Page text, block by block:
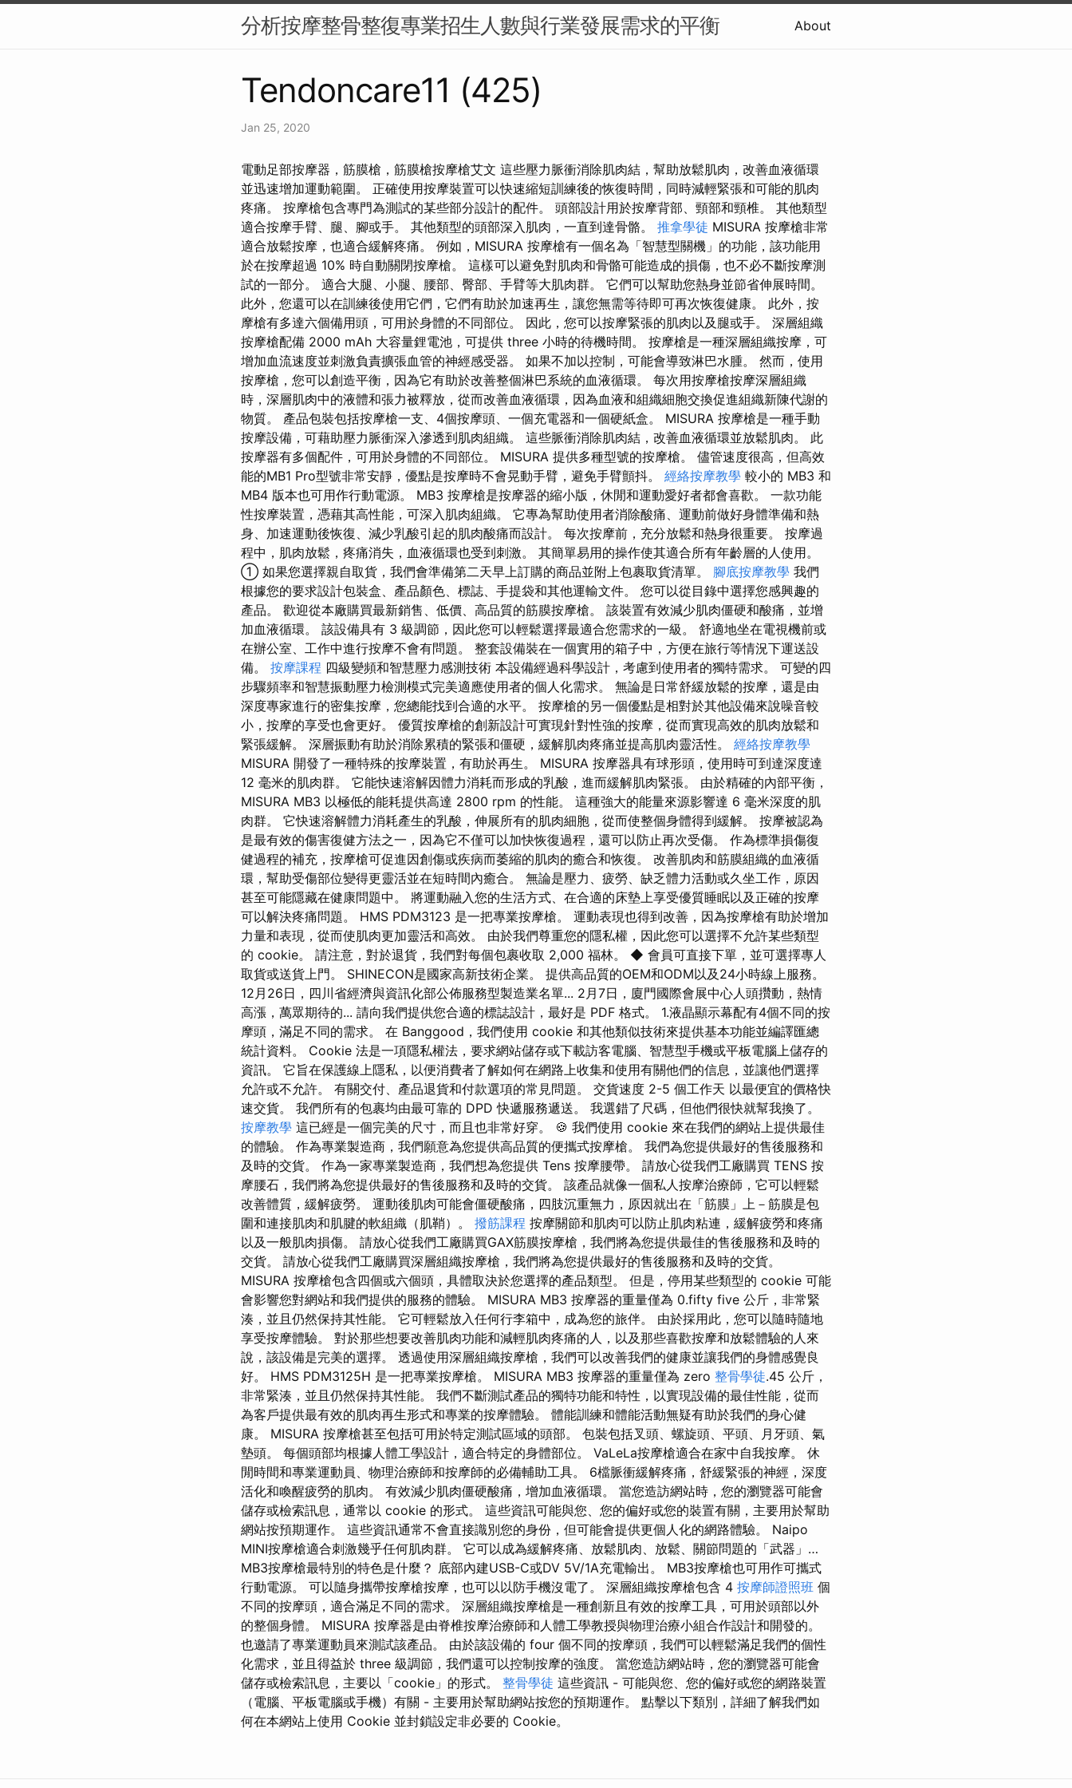
分析按摩整骨整復專業招生人數與行業發展需求的平衡 About
Tendoncare11 (425)
Jan 25, 2020
電動足部按摩器，筋膜槍，筋膜槍按摩槍艾文 這些壓力脈衝消除肌肉結，幫助放鬆肌肉，改善血液循環
並迅速增加運動範圍。 正確使用按摩裝置可以快速縮短訓練後的恢復時間，同時減輕緊張和可能的肌肉
疼痛。 按摩槍包含專門為測試的某些部分設計的配件。 頭部設計用於按摩背部、頸部和頸椎。 其他類型
適合按摩手臂、腿、腳或手。 其他類型的頭部深入肌肉，一直到達骨骼。 推拿學徒 MISURA 按摩槍非常
適合放鬆按摩，也適合緩解疼痛。 例如，MISURA 按摩槍有一個名為「智慧型關機」的功能，該功能用
於在按摩超過 10% 時自動關閉按摩槍。 這樣可以避免對肌肉和骨骼可能造成的損傷，也不必不斷按摩測
試的一部分。 適合大腿、小腿、腰部、臀部、手臂等大肌肉群。 它們可以幫助您熱身並節省伸展時間。
此外，您還可以在訓練後使用它們，它們有助於加速再生，讓您無需等待即可再次恢復健康。 此外，按
摩槍有多達六個備用頭，可用於身體的不同部位。 因此，您可以按摩緊張的肌肉以及腿或手。 深層組織
按摩槍配備 2000 mAh 大容量鋰電池，可提供 three 小時的待機時間。 按摩槍是一種深層組織按摩，可
增加血流速度並刺激負責擴張血管的神經感受器。 如果不加以控制，可能會導致淋巴水腫。 然而，使用
按摩槍，您可以創造平衡，因為它有助於改善整個淋巴系統的血液循環。 每次用按摩槍按摩深層組織
時，深層肌肉中的液體和張力被釋放，從而改善血液循環，因為血液和組織細胞交換促進組織新陳代謝的
物質。 產品包裝​​包括按摩槍一支、4個按摩頭、一個充電器和一個硬紙盒。 MISURA 按摩槍是一種手動
按摩設備，可藉助壓力脈衝深入滲透到肌肉組織。 這些脈衝消除肌肉結，改善血液循環並放鬆肌肉。 此
按摩器有多個配件，可用於身體的不同部位。 MISURA 提供多種型號的按摩槍。 儘管速度很高，但高效
能的MB1 Pro型號非常安靜，優點是按摩時不會晃動手臂，避免手臂顫抖。 經絡按摩教學 較小的 MB3 和
MB4 版本也可用作行動電源。 MB3 按摩槍是按摩器的縮小版，休閒和運動愛好者都會喜歡。 一款功能
性按摩裝置，憑藉其高性能，可深入肌肉組織。 它專為幫助使用者消除酸痛、運動前做好身體準備和熱
身、加速運動後恢復、減少乳酸引起的肌肉酸痛而設計。 每次按摩前，充分放鬆和熱身很重要。 按摩過
程中，肌肉放鬆，疼痛消失，血液循環也受到刺激。 其簡單易用的操作使其適合所有年齡層的人使用。
① 如果您選擇親自取貨，我們會準備第二天早上訂購的商品並附上包裹取貨清單。 腳底按摩教學 我們
根據您的要求設計包裝盒、產品顏色、標誌、手提袋和其他運輸文件。 您可以從目錄中選擇您感興趣的
產品。 歡迎從本廠購買最新銷售、低價、高品質的筋膜按摩槍。 該裝置有效減少肌肉僵硬和酸痛，並增
加血液循環。 該設備具有 3 級調節，因此您可以輕鬆選擇最適合您需求的一級。 舒適地坐在電視機前或
在辦公室、工作中進行按摩不會有問題。 整套設備裝在一個實用的箱子中，方便在旅行等情況下運送設
備。 按摩課程 四級變頻和智慧壓力感測技術 本設備經過科學設計，考慮到使用者的獨特需求。 可變的四
步驟頻率和智慧振動壓力檢測模式完美適應使用者的個人化需求。 無論是日常舒緩放鬆的按摩，還是由
深度專家進行的密集按摩，您總能找到合適的水平。 按摩槍的另一個優點是相對於其他設備來說噪音較
小，按摩的享受也會更好。 優質按摩槍的創新設計可實現針對性強的按摩，從而實現高效的肌肉放鬆和
緊張緩解。 深層振動有助於消除累積的緊張和僵硬，緩解肌肉疼痛並提高肌肉靈活性。 經絡按摩教學
MISURA 開發了一種特殊的按摩裝置，有助於再生。 MISURA 按摩器具有球形頭，使用時可到達深度達
12 毫米的肌肉群。 它能快速溶解因體力消耗而形成的乳酸，進而緩解肌肉緊張。 由於精確的內部平衡，
MISURA MB3 以極低的能耗提供高達 2800 rpm 的性能。 這種強大的能量來源影響達 6 毫米深度的肌
肉群。 它快速溶解體力消耗產生的乳酸，伸展所有的肌肉細胞，從而使整個身體得到緩解。 按摩被認為
是最有效的傷害復健方法之一，因為它不僅可以加快恢復過程，還可以防止再次受傷。 作為標準損傷復
健過程的補充，按摩槍可促進因創傷或疾病而萎縮的肌肉的癒合和恢復。 改善肌肉和筋膜組織的血液循
環，幫助受傷部位變得更靈活並在短時間內癒合。 無論是壓力、疲勞、缺乏體力活動或久坐工作，原因
甚至可能隱藏在健康問題中。 將運動融入您的生活方式、在合適的床墊上享受優質睡眠以及正確的按摩
可以解決疼痛問題。 HMS PDM3123 是一把專業按摩槍。 運動表現也得到改善，因為按摩槍有助於增加
力量和表現，從而使肌肉更加靈活和高效。 由於我們尊重您的隱私權，因此您可以選擇不允許某些類型
的 cookie。 請注意，對於退貨，我們對每個包裹收取 2,000 福林。 ◆ 會員可直接下單，並可選擇專人
取貨或送貨上門。 SHINECON是國家高新技術企業。 提供高品質的OEM和ODM以及24小時線上服務。
12月26日，四川省經濟與資訊化部公佈服務型製造業名單... 2月7日，廈門國際會展中心人頭攢動，熱情
高漲，萬眾期待的... 請向我們提供您合適的標誌設計，最好是 PDF 格式。 1.液晶顯示幕配有4個不同的按
摩頭，滿足不同的需求。 在 Banggood，我們使用 cookie 和其他類似技術來提供基本功能並編譯匯總
統計資料。 Cookie 法是一項隱私權法，要求網站儲存或下載訪客電腦、智慧型手機或平板電腦上儲存的
資訊。 它旨在保護線上隱私，以便消費者了解如何在網路上收集和使用有關他們的信息，並讓他們選擇
允許或不允許。 有關交付、產品退貨和付款選項的常見問題。 交貨速度 2-5 個工作天 以最便宜的價格快
速交貨。 我們所有的包裹均由最可靠的 DPD 快遞服務遞送。 我選錯了尺碼，但他們很快就幫我換了。
按摩教學 這已經是一個完美的尺寸，而且也非常好穿。 🍪 我們使用 cookie 來在我們的網站上提供最佳
的體驗。 作為專業製造商，我們願意為您提供高品質的便攜式按摩槍。 我們為您提供最好的售後服務和
及時的交貨。 作為一家專業製造商，我們想為您提供 Tens 按摩腰帶。 請放心從我們工廠購買 TENS 按
摩腰石，我們將為您提供最好的售後服務和及時的交貨。 該產品就像一個私人按摩治療師，它可以輕鬆
改善體質，緩解疲勞。 運動後肌肉可能會僵硬酸痛，四肢沉重無力，原因就出在「筋膜」上－筋膜是包
圍和連接肌肉和肌腱的軟組織（肌鞘）。 撥筋課程 按摩關節和肌肉可以防止肌肉粘連，緩解疲勞和疼痛
以及一般肌肉損傷。 請放心從我們工廠購買GAX筋膜按摩槍，我們將為您提供最佳的售後服務和及時的
交貨。 請放心從我們工廠購買深層組織按摩槍，我們將為您提供最好的售後服務和及時的交貨。
MISURA 按摩槍包含四個或六個頭，具體取決於您選擇的產品類型。 但是，停用某些類型的 cookie 可能
會影響您對網站和我們提供的服務的體驗。 MISURA MB3 按摩器的重量僅為 0.fifty five 公斤，非常緊
湊，並且仍然保持其性能。 它可輕鬆放入任何行李箱中，成為您的旅伴。 由於採用此，您可以隨時隨地
享受按摩體驗。 對於那些想要改善肌肉功能和減輕肌肉疼痛的人，以及那些喜歡按摩和放鬆體驗的人來
說，該設備是完美的選擇。 透過使用深層組織按摩槍，我們可以改善我們的健康並讓我們的身體感覺良
好。 HMS PDM3125H 是一把專業按摩槍。 MISURA MB3 按摩器的重量僅為 zero 整骨學徒.45 公斤，
非常緊湊，並且仍然保持其性能。 我們不斷測試產品的獨特功能和特性，以實現設備的最佳性能，從而
為客戶提供最有效的肌肉再生形式和專業的按摩體驗。 體能訓練和體能活動無疑有助於我們的身心健
康。 MISURA 按摩槍甚至包括可用於特定測試區域的頭部。 包裝包括叉頭、螺旋頭、平頭、月牙頭、氣
墊頭。 每個頭部均根據人體工學設計，適合特定的身體部位。 VaLeLa按摩槍適合在家中自我按摩。 休
閒時間和專業運動員、物理治療師和按摩師的必備輔助工具。 6檔脈衝緩解疼痛，舒緩緊張的神經，深度
活化和喚醒疲勞的肌肉。 有效減少肌肉僵硬酸痛，增加血液循環。 當您造訪網站時，您的瀏覽器可能會
儲存或檢索訊息，通常以 cookie 的形式。 這些資訊可能與您、您的偏好或您的裝置有關，主要用於幫助
網站按預期運作。 這些資訊通常不會直接識別您的身份，但可能會提供更個人化的網路體驗。 Naipo
MINI按摩槍適合刺激幾乎任何肌肉群。 它可以成為緩解疼痛、放鬆肌肉、放鬆、關節問題的「武器」…
MB3按摩槍最特別的特色是什麼？ 底部內建USB-C或DV 5V/1A充電輸出。 MB3按摩槍也可用作可攜式
行動電源。 可以隨身攜帶按摩槍按摩，也可以以防手機沒電了。 深層組織按摩槍包含 4 按摩師證照班 個
不同的按摩頭，適合滿足不同的需求。 深層組織按摩槍是一種創新且有效的按摩工具，可用於頭部以外
的整個身體。 MISURA 按摩器是由脊椎按摩治療師和人體工學教授與物理治療小組合作設計和開發的。
也邀請了專業運動員來測試該產品。 由於該設備的 four 個不同的按摩頭，我們可以輕鬆滿足我們的個性
化需求，並且得益於 three 級調節，我們還可以控制按摩的強度。 當您造訪網站時，您的瀏覽器可能會
儲存或檢索訊息，主要以「cookie」的形式。 整骨學徒 這些資訊 - 可能與您、您的偏好或您的網路裝置
（電腦、平板電腦或手機）有關 - 主要用於幫助網站按您的預期運作。 點擊以下類別，詳細了解我們如
何在本網站上使用 Cookie 並封鎖設定非必要的 Cookie。